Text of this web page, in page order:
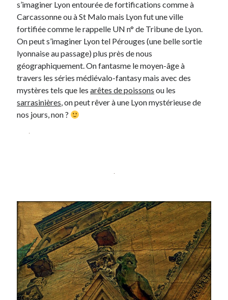
Parole de Follower
Patchwork
Photos
Post inutile
Proust
Sons
Sorties cuculturelles
Tavukoi
Vidéos
s’imaginer Lyon entourée de fortifications comme à
Carcassonne ou à St Malo mais Lyon fut une ville
fortifiée comme le rappelle UN n° de Tribune de Lyon.
On peut s’imaginer Lyon tel Pérouges (une belle sortie
lyonnaise au passage) plus près de nous
géographiquement. On fantasme le moyen-âge à
travers les séries médiévalo-fantasy mais avec des
mystères tels que lesarêtes de poissons ou les
sarrasinières, on peut rêver à une Lyon mystérieuse de
nos jours, non ?